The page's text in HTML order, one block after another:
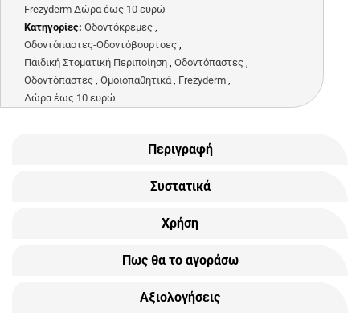
Frezyderm Δώρα έως 10 ευρώ
Κατηγορίες: Οδοντόκρεμες ,
Οδοντόπαστες-Οδοντόβουρτσες ,
Παιδική Στοματική Περιποίηση , Οδοντόπαστες ,
Οδοντόπαστες , Ομοιοπαθητικά, Frezyderm ,
Δώρα έως 10 ευρώ
Περιγραφή
Συστατικά
Χρήση
Πως θα το αγοράσω
Αξιολογήσεις